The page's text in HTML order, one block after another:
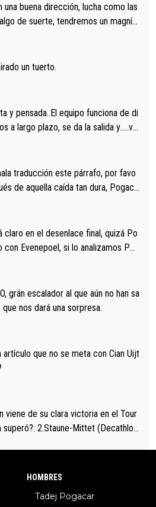
una buena dirección, lucha como las
de suerte, tendremos un magnífi
un tuerto.
y pensada..El equipo funciona de di
a largo plazo, se da la salida y…..ve
da pena vivir estos momentos tan
traducción este párrafo, por favo
de aquella caída tan dura, Pogaca
Parecía increíble la forma en l
el miedo", recordó."
claro en el desenlace final, quizá Po
con Evenepoel, si lo analizamos Poj
saludo con Evenepoel dándose la
fraternal, más allá de los típicos toqu
a Vingegard. Ahí hubo una in
a Del Toro con calzador en posi
se van complicar el tour.
grán escalador al que aún no han sa
me dice , que nos dará una sorpresa.
que no se meta con Cian Uijt
viene de su clara victoria en el Tour
2.Staune-Mittet (Decathlon,
9. Van Belle (Visma), 10. Vacek (Li
HOMBRES
Tadej Pogacar